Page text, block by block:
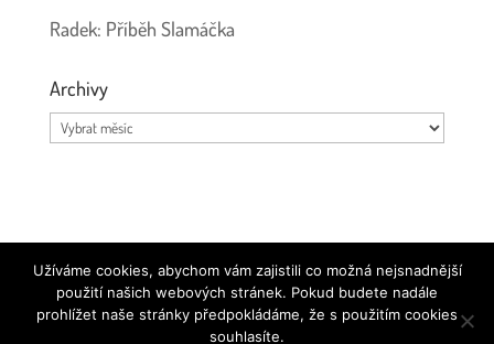
Radek: Příběh Slamáčka
Archivy
Archivy
Používáme ikonkyFont Awesome | Prohlášení o ochraně
osobních údajů
Užíváme cookies, abychom vám zajistili co možná nejsnadnější
použití našich webových stránek. Pokud budete nadále
prohlížet naše stránky předpokládáme, že s použitím cookies
souhlasíte.